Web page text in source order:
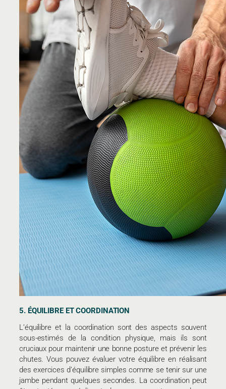
5. ÉQUILIBRE ET COORDINATION
L’équilibre et la coordination sont des aspects souvent
sous-estimés de la condition physique, mais ils sont
cruciaux pour maintenir une bonne posture et prévenir les
chutes. Vous pouvez évaluer votre équilibre en réalisant
des exercices d’équilibre simples comme se tenir sur une
jambe pendant quelques secondes. La coordination peut